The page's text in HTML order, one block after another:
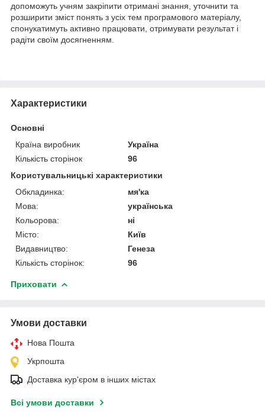
допоможуть учням закріпити отримані знання, уточнити та
розширити зміст понять з усіх тем програмового матеріалу,
спонукатимуть активно працювати, отримувати результат і
радіти своїм досягненням.
Характеристики
Основні
Країна виробник
Україна
Кількість сторінок
96
Користувальницькі характеристики
Обкладинка:
мя'ка
Мова:
українська
Кольорова:
ні
Місто:
Київ
Видавництво:
Генеза
Кількість сторінок:
96
Приховати
Умови доставки
Нова Пошта
Укрпошта
Доставка кур'єром в інших містах
Всі умови доставки